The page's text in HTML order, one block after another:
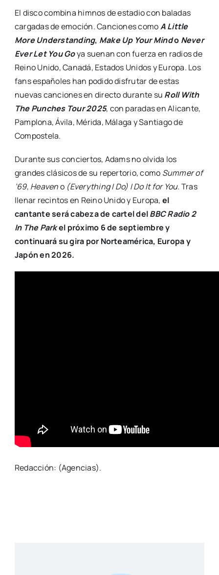
El disco combina himnos de estadio con baladas
cargadas de emoción. Canciones comoA Little
More Understanding, Make Up Your Mindo Never
Ever Let You Goya suenan con fuerza en radios de
Reino Unido, Canadá, Estados Unidos y Europa. Los
fans españoles han podido disfrutar de estas
nuevas canciones en directo durante su Roll With
The Punches Tour 2025, con paradas en Alicante,
Pamplona, Ávila, Mérida, Málaga y Santiago de
Compostela.
Durante sus conciertos, Adams no olvida los
grandes clásicos de su repertorio, como Summer of
’69, Heaveno (Everything I Do) I Do It for You. Tras
llenar recintos en Reino Unido y Europa, el
cantante será cabeza de cartel delBBC Radio 2
In The Parkel próximo 6 de septiembre y
continuará su gira por Norteamérica, Europa y
Japón en 2026.
Redacción: (Agencias).